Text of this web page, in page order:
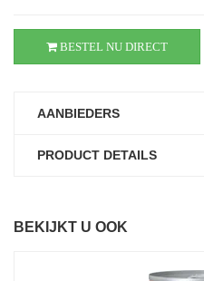
BESTEL NU DIRECT
AANBIEDERS
PRODUCT DETAILS
BEKIJKT U OOK